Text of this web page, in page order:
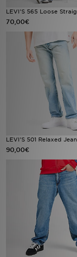
LEVI'S 565 Loose
70,00€
LEVI'S 501 Relaxed
90,00€
Sport
Lade Die APP
Geschenkkarte
Meine Nachrichten
Bestellverfolgung
Hilfe & Kontakt
Trending Styles